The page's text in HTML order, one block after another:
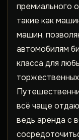
премиального
такие как
машин,
автомобилям
класса для
всё чаще
ведь аренда с